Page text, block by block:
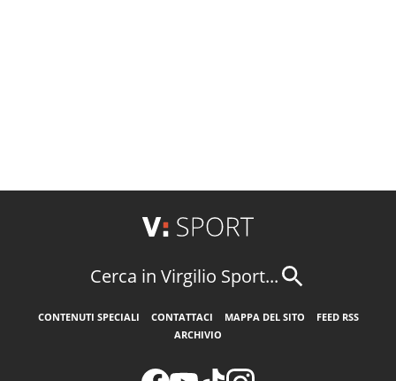
Cerca in Virgilio Sport...
CONTENUTI SPECIALI CONTATTACI MAPPA DEL SITO
FEED RSS
ARCHIVIO